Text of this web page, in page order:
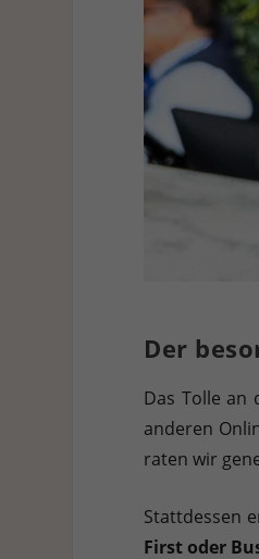
Der
Das Tolle an
anderen
raten wir
Stattdessen
First oder